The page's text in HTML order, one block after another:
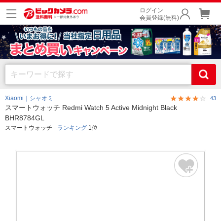
ログイン
会員登録(無料)
Xiaomi｜シャオミ 43
スマートウォッチ Redmi Watch 5 Active Midnight Black
BHR8784GL
スマートウォッチ - ランキング 1位